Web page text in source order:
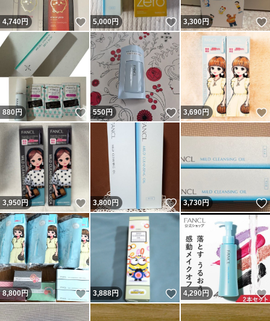
4,740円 いいね！
5,000円 いいね！
3,300円
880円 いいね！
550円 いいね！
3,690円
3,950円 いいね！
3,800円 いいね！
3,730円
8,800円 いいね！
3,888円 いいね！
4,290円